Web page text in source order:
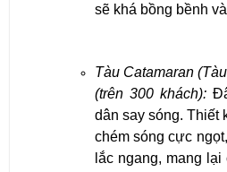
sẽ khá bồng bềnh
Tàu Catamaran
(trên 300 khách):
dân say sóng. Thiết
chém sóng cực
lắc ngang, mang